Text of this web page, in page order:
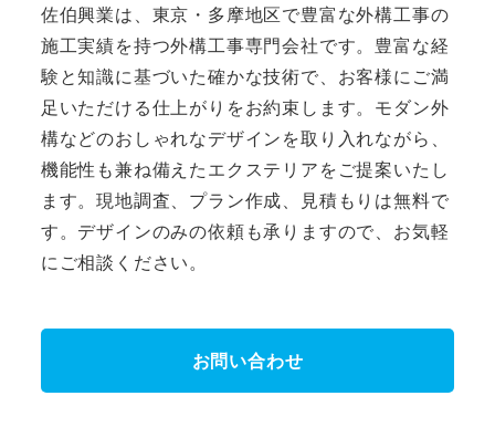
佐伯興業は、東京・多摩地区で豊富な外構工事の
施工実績を持つ外構工事専門会社です。豊富な経
験と知識に基づいた確かな技術で、お客様にご満
足いただける仕上がりをお約束します。モダン外
構などのおしゃれなデザインを取り入れながら、
機能性も兼ね備えたエクステリアをご提案いたし
ます。現地調査、プラン作成、見積もりは無料で
す。デザインのみの依頼も承りますので、お気軽
にご相談ください。
お問い合わせ